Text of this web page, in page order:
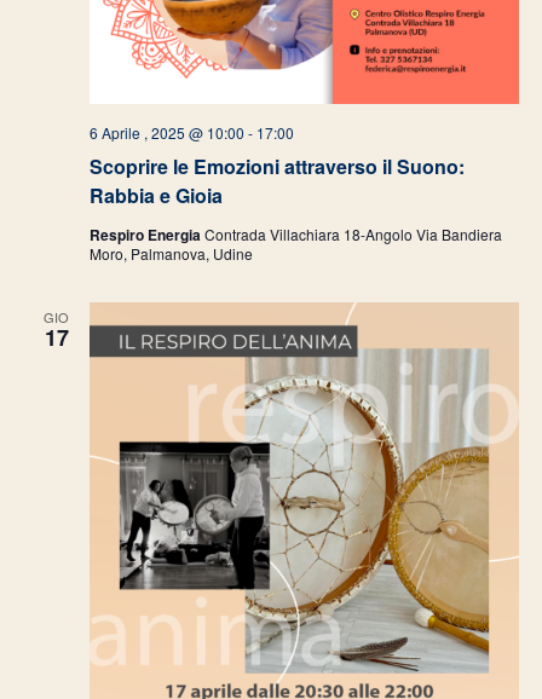
Scoprire le Emozioni attraverso il Suono:
Rabbia e Gioia
6 Aprile , 2025 @ 10:00 - 17:00
Respiro EnergiaContrada Villachiara 18-Angolo Via Bandiera
Moro, Palmanova, Udine
GIO
17